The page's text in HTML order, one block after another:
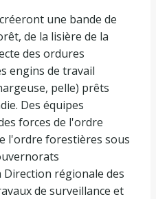
une bande de
de la lisière de la
des ordures
engins de travail
pelle) prêts
Des équipes
forces de l'ordre
l'ordre forestières sous
régionale des
de surveillance et